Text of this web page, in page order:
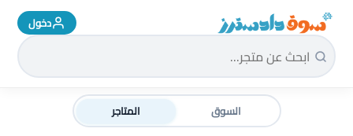
سوق دادسترز الرئيسية دخول
السوق المتاجر